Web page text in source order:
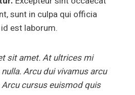
sunt in culpa qui officia
est laborum.
sit amet. At ultrices mi
Arcu dui vivamus arcu
cursus euismod quis